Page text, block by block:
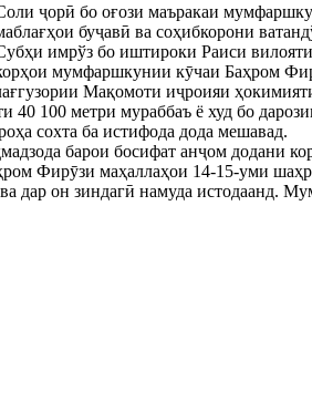
ҷорӣ бо оғози маъракаи
буҷавӣ ва соҳибкорони
имрўз бо иштироки Раиси
мумфаршкунии кӯчаи Баҳром
Мақомоти иҷроияи
40 100 метри мураббаъ ё худ бо
сохта ба истифода дода мешавад.
барои босифат анҷом додани
Фирӯзи маҳаллаҳои 14-15-уми
дар он зиндагӣ намуда истодаанд.